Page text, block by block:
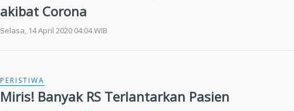
akibat Corona
Selasa, 14 April 2020 04:04 WIB
PERISTIWA
Miris! Banyak RS Terlantarkan Pasien